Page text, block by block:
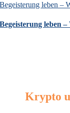
Begeisterung leben –
Begeisterung leben
Krypto